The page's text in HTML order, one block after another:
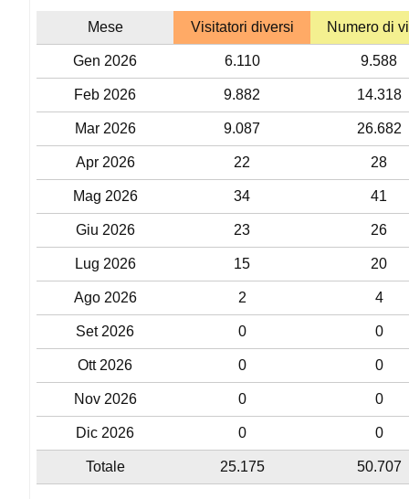
Mese Visitatori diversi Numero di
Gen 2026 6.110 9.588
Feb 2026 9.882 14.318
Mar 2026 9.087 26.682
Apr 2026 22 28
Mag 2026 34 41
Giu 2026 23 26
Lug 2026 15 20
Ago 2026 2 4
Set 2026 0 0
Ott 2026 0 0
Nov 2026 0 0
Dic 2026 0 0
Totale 25.175 50.707